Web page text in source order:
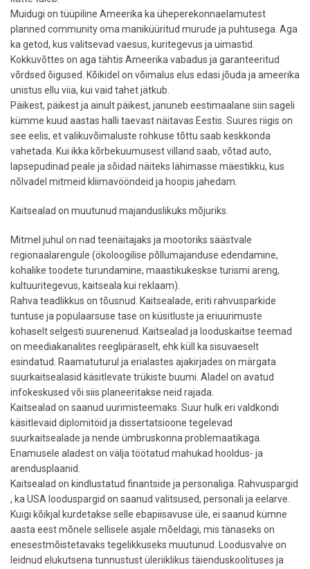
Muidugi on tüüpiline Ameerika ka üheperekonnaelamutest
planned community oma maniküüritud murude ja puhtusega. Aga
ka getod, kus valitsevad vaesus, kuritegevus ja uimastid.
Kokkuvõttes on aga tähtis Ameerika vabadus ja garanteeritud
võrdsed õigused. Kõikidel on võimalus elus edasi jõuda ja ameerika
unistus ellu viia, kui vaid tahet jätkub.
Päikest, päikest ja ainult päikest, januneb eestimaalane siin sageli
kümme kuud aastas halli taevast näitavas Eestis. Suures riigis on
see eelis, et valikuvõimaluste rohkuse tõttu saab keskkonda
vahetada. Kui ikka kõrbekuumusest villand saab, võtad auto,
lapsepudinad peale ja sõidad näiteks lähimasse mäestikku, kus
nõlvadel mitmeid kliimavööndeid ja hoopis jahedam.
Kaitsealad on muutunud majanduslikuks mõjuriks.
Mitmel juhul on nad teenäitajaks ja mootoriks säästvale
regionaalarengule (ökoloogilise põllumajanduse edendamine,
kohalike toodete turundamine, maastikukeskse turismi areng,
kultuuritegevus, kaitseala kui reklaam).
Rahva teadlikkus on tõusnud. Kaitsealade, eriti rahvusparkide
tuntuse ja populaarsuse tase on küsitluste ja eriuurimuste
kohaselt selgesti suurenenud. Kaitsealad ja looduskaitse teemad
on meediakanalites reeglipäraselt, ehk küll ka sisuvaeselt
esindatud. Raamatuturul ja erialastes ajakirjades on märgata
suurkaitsealasid käsitlevate trükiste buumi. Aladel on avatud
infokeskused või siis planeeritakse neid rajada.
Kaitsealad on saanud uurimisteemaks. Suur hulk eri valdkondi
käsitlevaid diplomitöid ja dissertatsioone tegelevad
suurkaitsealade ja nende ümbruskonna problemaatikaga.
Enamusele aladest on välja töötatud mahukad hooldus- ja
arendusplaanid.
Kaitsealad on kindlustatud finantside ja personaliga. Rahvuspargid
, ka USA looduspargid on saanud valitsused, personali ja eelarve.
Kuigi kõikjal kurdetakse selle ebapiisavuse üle, ei saanud kümne
aasta eest mõnele sellisele asjale mõeldagi, mis tänaseks on
enesestmõistetavaks tegelikkuseks muutunud. Loodusvalve on
leidnud elukutsena tunnustust üleriiklikus täienduskoolituses ja